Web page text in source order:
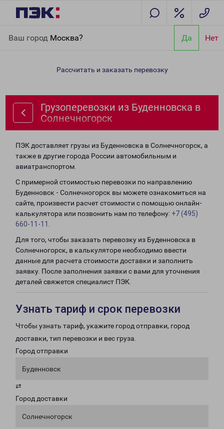
Ваш город Москва? Да Нет
Солнечногорск
Рассчитать и заказать перевозку
Грузоперевозки из Буденновска в
Солнечногорск
ПЭК доставляет грузы из Буденновска в Солнечногорск, а
также в другие города России автомобильным и
авиатранспортом.
С примерной стоимостью перевозки по направлению
Буденновск - Солнечногорск вы можете ознакомиться на
сайте, произвести расчет стоимости с помощью онлайн-
калькулятора или позвонить нам по телефону: +7 (495)
660-11-11
Для того, чтобы заказать перевозку из Буденновска в
Солнечногорск, в калькуляторе необходимо ввести
данные для расчета стоимости доставки и заполнить
заявку. После заполнения заявки с вами для уточнения
деталей свяжется специалист ПЭК.
Узнать тариф и срок перевозки
Чтобы узнать тариф, укажите город отправки, город
доставки, тип перевозки и вес груза.
Город отправки
Буденновск
⇄
Город доставки
Солнечногорск